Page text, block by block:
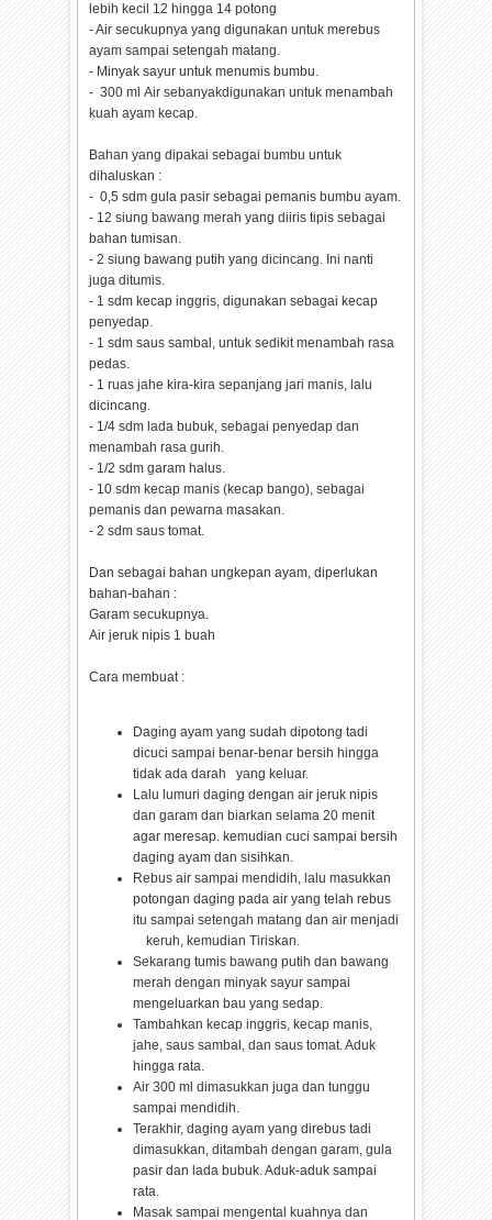
lebih kecil 12 hingga 14 potong
- Air secukupnya yang digunakan untuk merebus
ayam sampai setengah matang.
- Minyak sayur untuk menumis bumbu.
- 300 ml Air sebanyakdigunakan untuk menambah
kuah ayam kecap.
Bahan yang dipakai sebagai bumbu untuk
dihaluskan :
- 0,5 sdm gula pasir sebagai pemanis bumbu ayam.
- 12 siung bawang merah yang diiris tipis sebagai
bahan tumisan.
- 2 siung bawang putih yang dicincang. Ini nanti
juga ditumis.
- 1 sdm kecap inggris, digunakan sebagai kecap
penyedap.
- 1 sdm saus sambal, untuk sedikit menambah rasa
pedas.
- 1 ruas jahe kira-kira sepanjang jari manis, lalu
dicincang.
- 1/4 sdm lada bubuk, sebagai penyedap dan
menambah rasa gurih.
- 1/2 sdm garam halus.
- 10 sdm kecap manis (kecap bango), sebagai
pemanis dan pewarna masakan.
- 2 sdm saus tomat.
Dan sebagai bahan ungkepan ayam, diperlukan
bahan-bahan :
Garam secukupnya.
Air jeruk nipis 1 buah
Cara membuat :
Daging ayam yang sudah dipotong tadi
dicuci sampai benar-benar bersih hingga
tidak ada darah yang keluar.
Lalu lumuri daging dengan air jeruk nipis
dan garam dan biarkan selama 20 menit
agar meresap. kemudian cuci sampai bersih
daging ayam dan sisihkan.
Rebus air sampai mendidih, lalu masukkan
potongan daging pada air yang telah rebus
itu sampai setengah matang dan air menjadi
keruh, kemudian Tiriskan.
Sekarang tumis bawang putih dan bawang
merah dengan minyak sayur sampai
mengeluarkan bau yang sedap.
Tambahkan kecap inggris, kecap manis,
jahe, saus sambal, dan saus tomat. Aduk
hingga rata.
Air 300 ml dimasukkan juga dan tunggu
sampai mendidih.
Terakhir, daging ayam yang direbus tadi
dimasukkan, ditambah dengan garam, gula
pasir dan lada bubuk. Aduk-aduk sampai
rata.
Masak sampai mengental kuahnya dan